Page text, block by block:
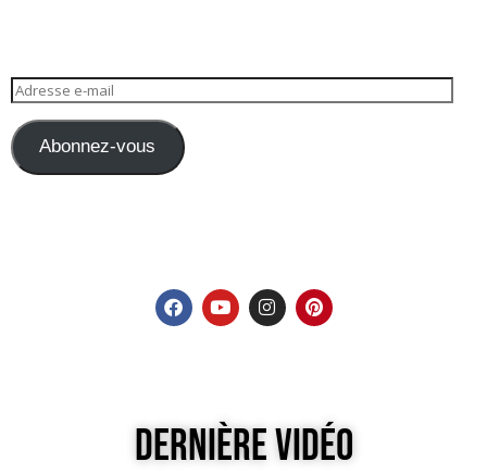
Abonnez-vous
Dernière Vidéo